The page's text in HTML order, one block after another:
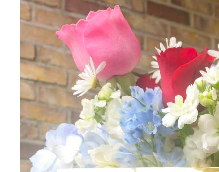
객실안내
부대시설
예약안내
오시는 길
주변관광지